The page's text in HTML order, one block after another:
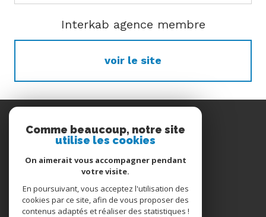
Interkab agence membre
voir le site
suivre
Nous
Comme beaucoup, notre site
utilise les cookies
On aimerait vous accompagner pendant
votre visite.
En poursuivant, vous acceptez l'utilisation des
cookies par ce site, afin de vous proposer des
contenus adaptés et réaliser des statistiques !